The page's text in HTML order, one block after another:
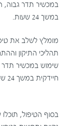
במכשיר תדר גבוה,
במשך 24 שעות.
מומלץ לשלב את
תהליכי התיקון
שימוש במכשיר
חיידקית במשך 24 שעות.
בסוף הטיפול,